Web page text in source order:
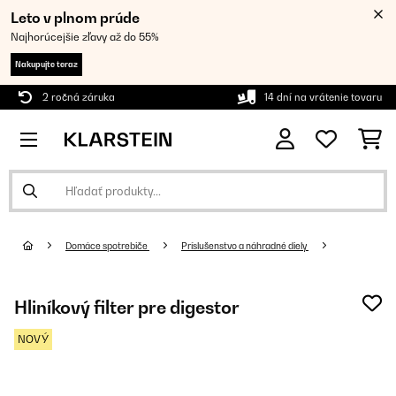
Leto v plnom prúde
Najhorúcejšie zľavy až do 55%
Nakupujte teraz
2 ročná záruka 14 dní na vrátenie tovaru
Domáce spotrebiče Príslušenstvo a náhradné diely
Hliníkový filter pre digestor
NOVÝ